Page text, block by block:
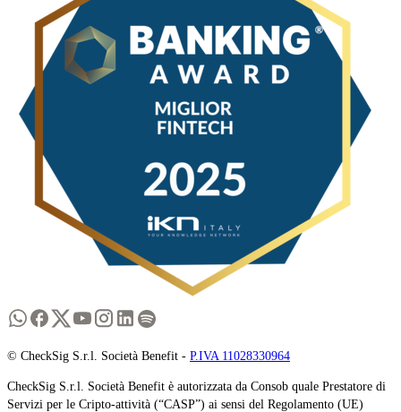
© CheckSig S.r.l. Società Benefit - P.IVA 11028330964
CheckSig S.r.l. Società Benefit è autorizzata da Consob quale Prestatore di
Servizi per le Cripto-attività (“CASP”) ai sensi del Regolamento (UE)